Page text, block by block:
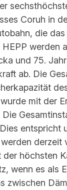
Coruh in
die
werden
und 75.
ab. Die
mit der
entspricht
derzeit
höchsten
wenn es als
zwischen